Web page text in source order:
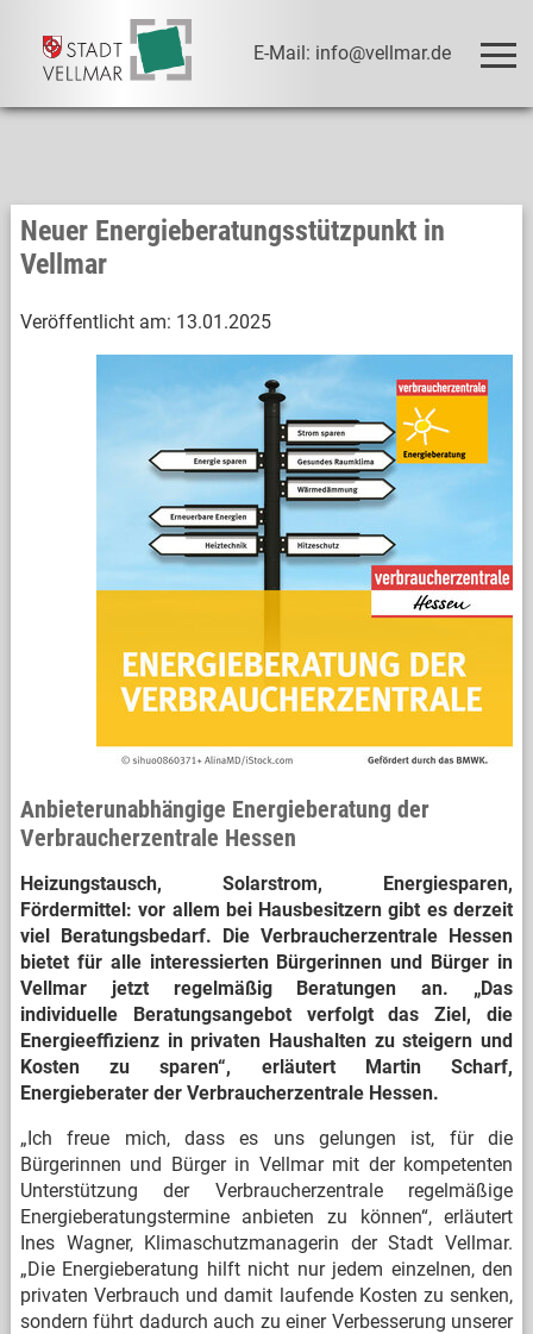
E-Mail: info@vellmar.de
Neuer Energieberatungsstützpunkt in
Vellmar
Veröffentlicht am: 13.01.2025
Anbieterunabhängige Energieberatung der
Verbraucherzentrale Hessen
Heizungstausch, Solarstrom, Energiesparen,
Fördermittel: vor allem bei Hausbesitzern gibt es derzeit
viel Beratungsbedarf. Die Verbraucherzentrale Hessen
bietet für alle interessierten Bürgerinnen und Bürger in
Vellmar jetzt regelmäßig Beratungen an. „Das
individuelle Beratungsangebot verfolgt das Ziel, die
Energieeffizienz in privaten Haushalten zu steigern und
Kosten zu sparen“, erläutert Martin Scharf,
Energieberater der Verbraucherzentrale Hessen.
„Ich freue mich, dass es uns gelungen ist, für die
Bürgerinnen und Bürger in Vellmar mit der kompetenten
Unterstützung der Verbraucherzentrale regelmäßige
Energieberatungstermine anbieten zu können“, erläutert
Ines Wagner, Klimaschutzmanagerin der Stadt Vellmar.
„Die Energieberatung hilft nicht nur jedem einzelnen, den
privaten Verbrauch und damit laufende Kosten zu senken,
sondern führt dadurch auch zu einer Verbesserung unserer